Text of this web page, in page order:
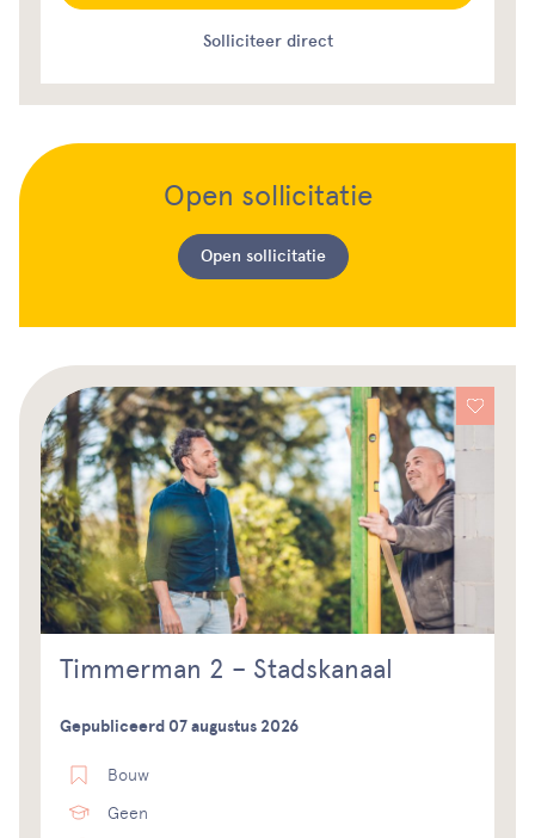
Solliciteer direct
Open sollicitatie
Open sollicitatie
Timmerman 2 – Stadskanaal
Gepubliceerd 07 augustus 2026
Bouw
Geen